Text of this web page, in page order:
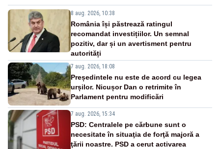
8 aug. 2026, 10:38
România își păstrează ratingul
recomandat investițiilor. Un semnal
pozitiv, dar și un avertisment pentru
autorități
7 aug. 2026, 18:08
Președintele nu este de acord cu legea
urșilor. Nicușor Dan o retrimite în
Parlament pentru modificări
7 aug. 2026, 15:34
PSD: Centralele pe cărbune sunt o
necesitate în situaţia de forţă majoră a
ţării noastre. PSD a cerut activarea